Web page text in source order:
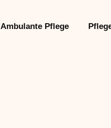
Ambulante Pflege